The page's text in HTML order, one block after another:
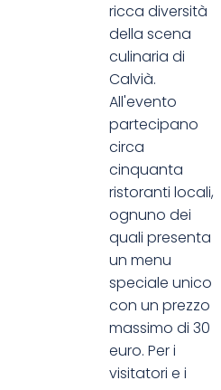
ricca diversità
della scena
culinaria di
Calvià.
All'evento
partecipano
circa
cinquanta
ristoranti locali,
ognuno dei
quali presenta
un menu
speciale unico
con un prezzo
massimo di 30
euro. Per i
visitatori e i